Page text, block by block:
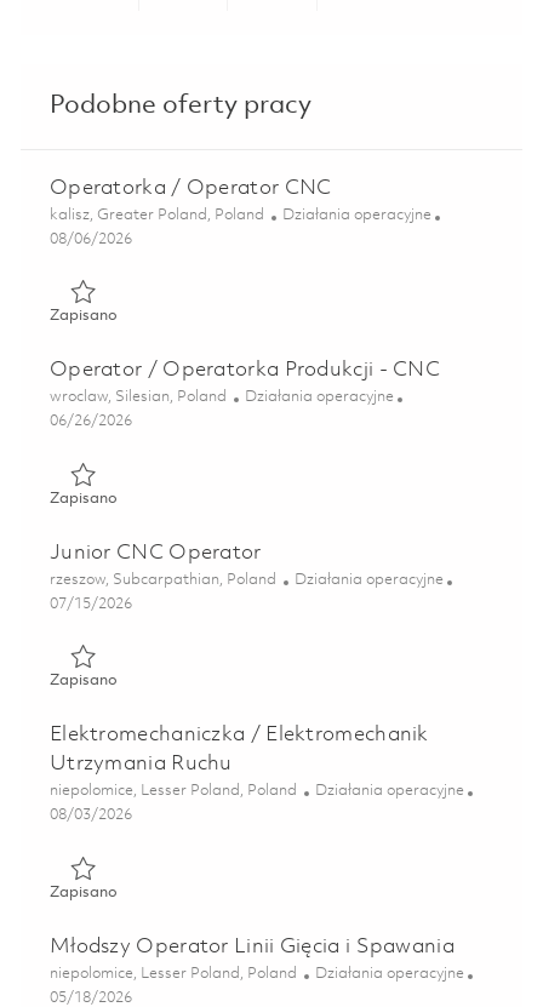
Podobne oferty pracy
Operatorka / Operator CNC
Lokalizacja
kalisz, Greater Poland, Poland Kategoria
Działania operacyjne
Posted Date
08/06/2026
ZapisanoZapisano Operatorka / Operator CNC 01863594
Operator / Operatorka Produkcji - CNC
Lokalizacja
wroclaw, Silesian, Poland Kategoria
Działania operacyjne
Posted Date
06/26/2026
ZapisanoZapisano Operator / Operatorka Produkcji - CNC
Junior CNC Operator
Lokalizacja
rzeszow, Subcarpathian, Poland Kategoria
Działania operacyjne
Posted Date
07/15/2026
ZapisanoZapisano Junior CNC Operator 01855636
Elektromechaniczka / Elektromechanik
Utrzymania Ruchu
Lokalizacja
niepolomice, Lesser Poland, Poland Kategoria
Działania operacyjne
Posted Date
08/03/2026
ZapisanoZapisano Elektromechaniczka / Elektromechanik
Młodszy Operator Linii Gięcia i Spawania
Lokalizacja
niepolomice, Lesser Poland, Poland Kategoria
Działania operacyjne
Posted Date
05/18/2026